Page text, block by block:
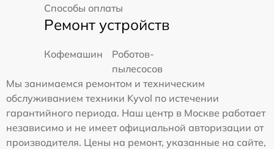
Способы оплаты
Ремонт устройств
Кофемашин
Роботов-
пылесосов
Мы занимаемся ремонтом и техническим
обслуживанием техники Kyvol по истечении
гарантийного периода. Наш центр в Москве работает
независимо и не имеет официальной авторизации от
производителя. Цены на ремонт, указанные на сайте,